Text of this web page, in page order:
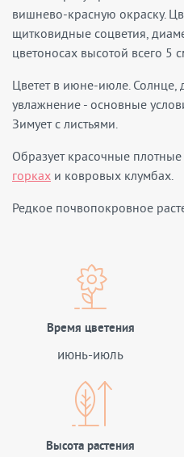
вишнево-красную окраску.
щитковидные соцветия,
цветоносах высотой всего 5
Цветет в июне-июле.
увлажнение - основные
Зимует с листьями.
Образует красочные
горках и ковровых клумбах.
Редкое почвопокровное
Время цветения
июнь-июль
Высота растения